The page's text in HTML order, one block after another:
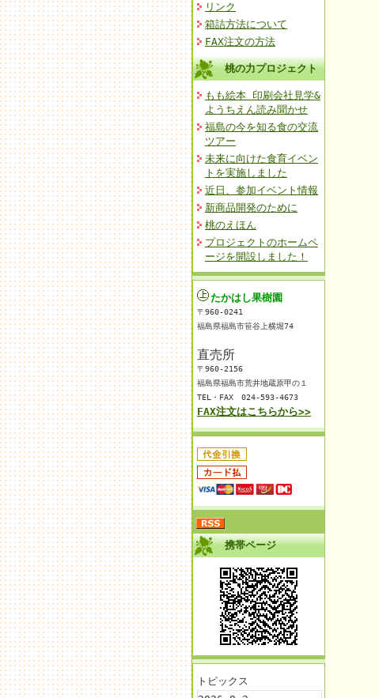
リンク
箱詰方法について
FAX注文の方法
桃の力プロジェクト
もも絵本 印刷会社見学&
ようちえん読み聞かせ
福島の今を知る食の交流
ツアー
未来に向けた食育イベン
トを実施しました
近日、参加イベント情報
新商品開発のために
桃のえほん
プロジェクトのホームペ
ージを開設しました！
たかはし果樹園
〒960-0241
福島県福島市笹谷上横堀74
直売所
〒960-2156
福島県福島市荒井地蔵原甲の１
TEL・FAX 024-593-4673
FAX注文はこちらから>>
携帯ページ
トピックス